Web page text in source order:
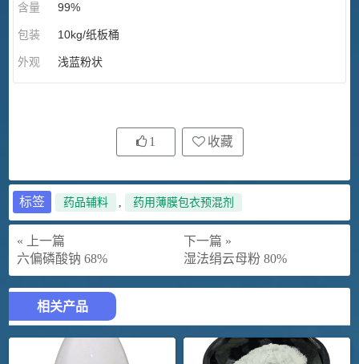
含量 99%
包装 10kg/纸板桶
外观 浅蓝粉状
1 收藏
标签 药品辅料 , 药用薄膜包衣预混剂
« 上一篇
六偏磷酸钠 68%
下一篇 »
湿法绢云母粉 80%
相关产品